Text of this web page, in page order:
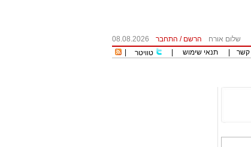
שלום אורח הרשם / התחבר
08.08.2026
קשר תנאי שימוש טוויטר